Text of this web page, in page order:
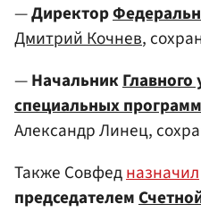
—Директор
Дмитрий Кочнев,
—НачальникГлавного
специальных
Александр Линец,
Также Совфедназначил
председателем